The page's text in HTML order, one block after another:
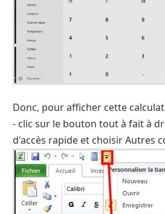
Donc, pour afficher cette
- clic sur le bouton tout à fait à
d'accès rapide et choisir Autres